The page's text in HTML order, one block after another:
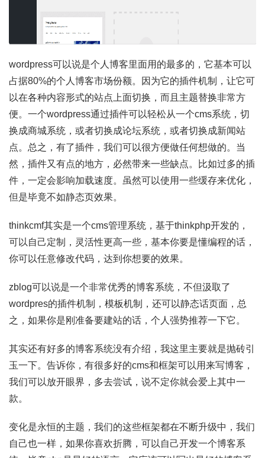
wordpress可以说是个人博客里面用的最多的，它基本可以
占据80%的个人博客市场份额。因为它的插件机制，让它可
以在各种内容形式的站点上面切换，而且主题替换非常方
便。一个wordpress通过插件可以轻松从一个cms系统，切
换成商城系统，或者切换成论坛系统，或者切换成新闻站
点。总之，有了插件，我们可以很方便做任何想做的。当
然，插件又有点的地方，必然带来一些缺点。比如过多的插
件，一定会影响加载速度。虽然可以使用一些缓存来优化，
但是毕竟不如静态页效果。
thinkcmf其实是一个cms管理系统，基于thinkphp开发的，
可以自己定制，灵活性更高一些，基本你要是懂编程的话，
你可以任意修改代码，达到你想要的效果。
zblog可以说是一个非常优秀的博客系统，不但汲取了
wordpres的插件机制，模板机制，还可以静态话页面，总
之，如果你是刚准备要建站的话，个人强势推荐一下它。
其实还有好多的博客系统没有介绍，我这里主要就是抛砖引
玉一下。告诉你，有很多好的cms和框架可以用来写博客，
我们可以放开眼界，多去尝试，说不定你就会爱上其中一
款。
变化是永恒的主题，我们的这些框架都在不断升级中，我们
自己也一样，如果你喜欢折腾，可以自己开发一个博客系